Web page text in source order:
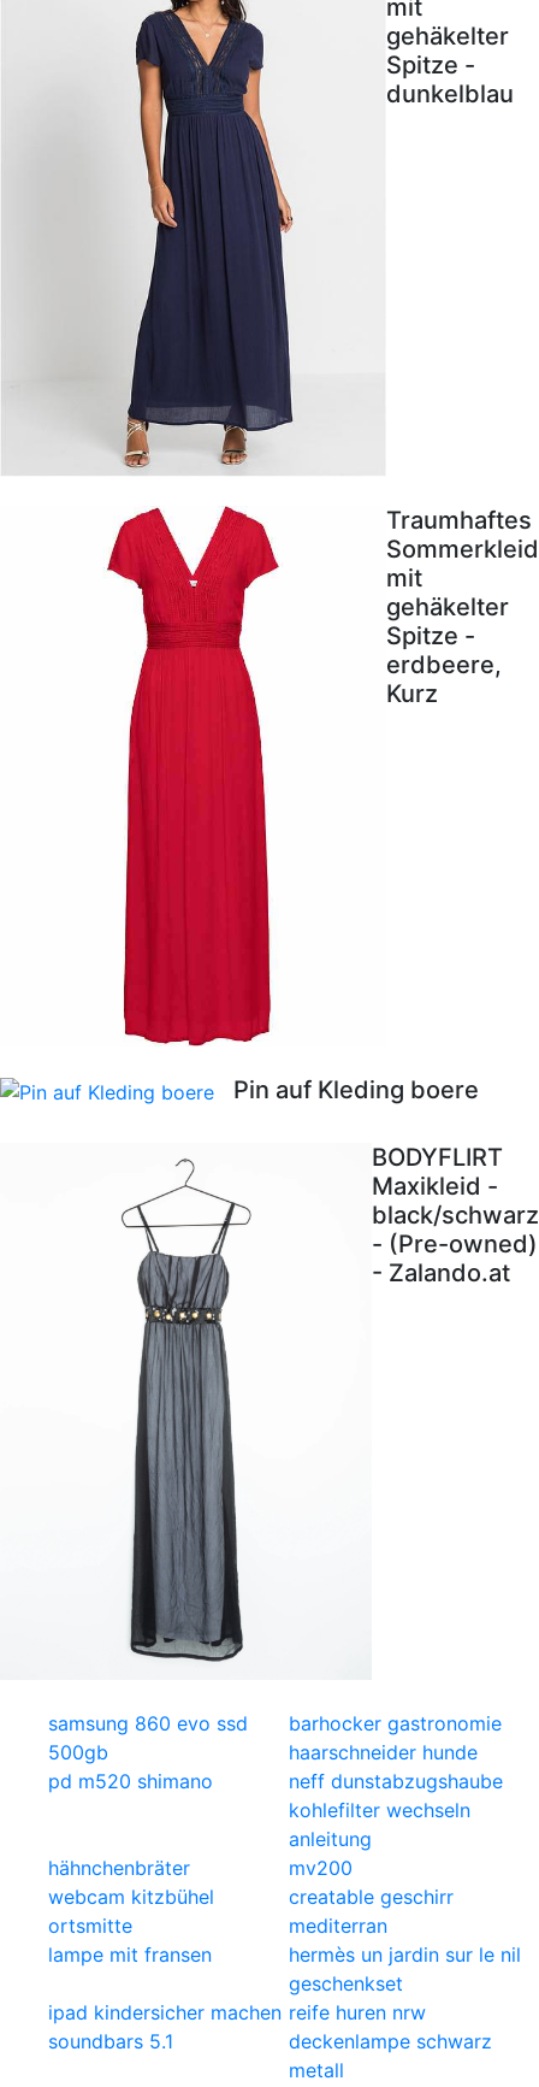
mit
gehäkelter
Spitze -
dunkelblau
Traumhaftes
Sommerkleid
mit
gehäkelter
Spitze -
erdbeere,
Kurz
Pin auf Kleding boere
BODYFLIRT
Maxikleid -
black/schwarz
- (Pre-owned)
- Zalando.at
samsung 860 evo ssd
500gb
barhocker gastronomie
haarschneider hunde
pd m520 shimano
neff dunstabzugshaube
kohlefilter wechseln
anleitung
hähnchenbräter
mv200
webcam kitzbühel
ortsmitte
creatable geschirr
mediterran
lampe mit fransen
hermès un jardin sur le nil
geschenkset
ipad kindersicher machen reife huren nrw
soundbars 5.1
deckenlampe schwarz
metall